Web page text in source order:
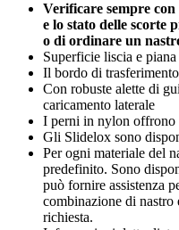
Verificare sempre
e lo stato delle scorte
o di ordinare un
Superficie liscia e
Il bordo di
Con robuste alette di
caricamento laterale
I perni in nylon offrono
Gli Slidelox sono
Per ogni materiale del
predefinito. Sono
può fornire assistenza
combinazione di nastro
richiesta.